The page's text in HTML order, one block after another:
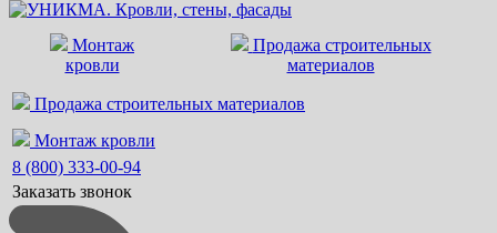
Монтаж
кровли
Продажа строительных
материалов
Продажа строительных материалов
Монтаж кровли
8 (800) 333-00-94
Заказать звонок